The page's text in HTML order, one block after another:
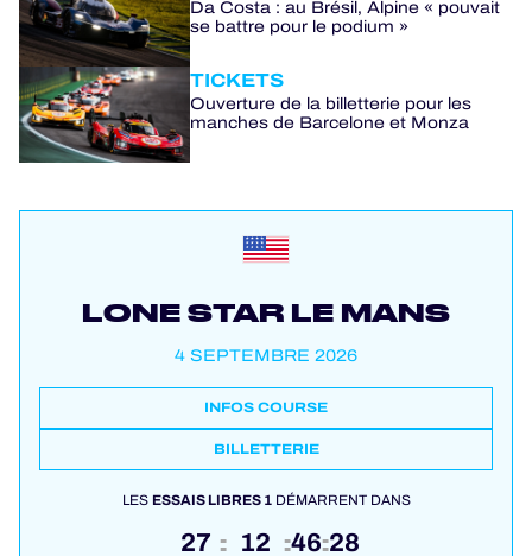
Da Costa : au Brésil, Alpine « pouvait
se battre pour le podium »
TICKETS
Ouverture de la billetterie pour les
manches de Barcelone et Monza
LONE STAR LE MANS
4 SEPTEMBRE 2026
INFOS COURSE
BILLETTERIE
LESESSAIS LIBRES 1DÉMARRENT DANS
27 : 12 :46:28